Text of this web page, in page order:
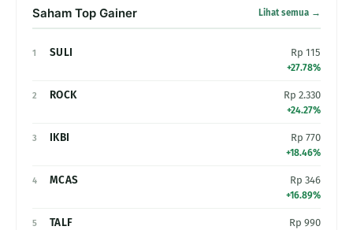
Saham Top Gainer Lihat semua →
1 SULI Rp 115
+27.78%
2 ROCK Rp 2.330
+24.27%
3 IKBI Rp 770
+18.46%
4 MCAS Rp 346
+16.89%
5 TALF Rp 990